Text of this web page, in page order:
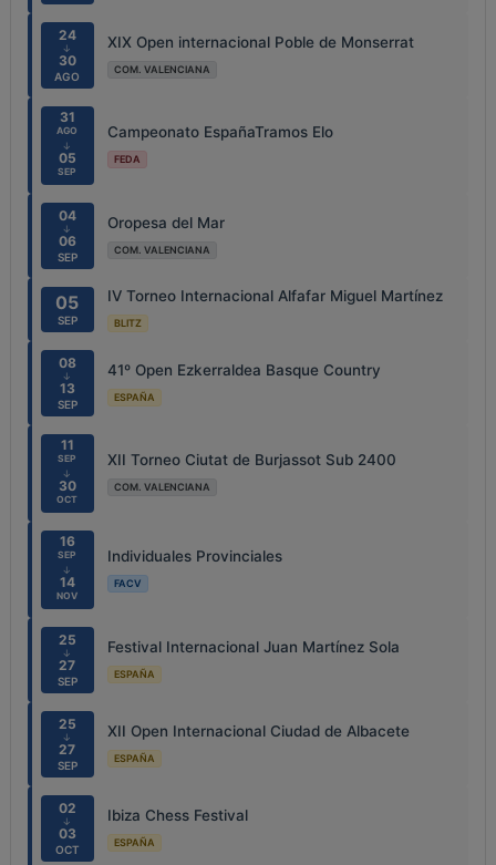
24
↓
30
AGO
XIX Open internacional Poble de Monserrat
COM. VALENCIANA
31
AGO
↓
05
SEP
Campeonato EspañaTramos Elo
FEDA
04
↓
06
SEP
Oropesa del Mar
COM. VALENCIANA
05
SEP
IV Torneo Internacional Alfafar Miguel Martínez
BLITZ
08
↓
13
SEP
41º Open Ezkerraldea Basque Country
ESPAÑA
11
SEP
↓
30
OCT
XII Torneo Ciutat de Burjassot Sub 2400
COM. VALENCIANA
16
SEP
↓
14
NOV
Individuales Provinciales
FACV
25
↓
27
SEP
Festival Internacional Juan Martínez Sola
ESPAÑA
25
↓
27
SEP
XII Open Internacional Ciudad de Albacete
ESPAÑA
02
↓
03
OCT
Ibiza Chess Festival
ESPAÑA